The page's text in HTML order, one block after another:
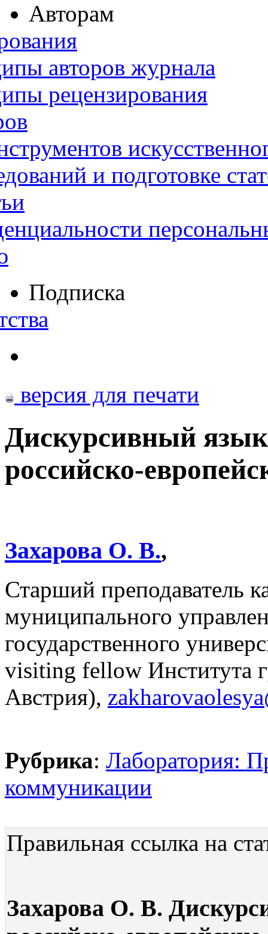
Авторам
авторов журнала
рецензирования
и подготовке
Подписка
версия для печати
Дискурсивный
российско-
Захарова О. В.,
Старший преподаватель
муниципального
государственного
visiting fellow Института
Австрия),
Рубрика: Лаборатория:
коммуникации
Правильная ссылка на
Захарова О. В.